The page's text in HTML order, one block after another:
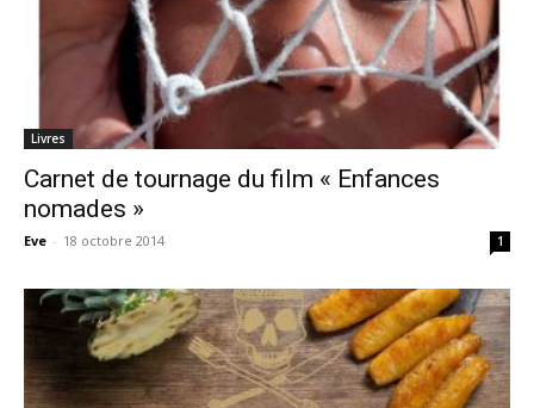
Livres
Carnet de tournage du film « Enfances
nomades »
Eve - 18 octobre 2014 1